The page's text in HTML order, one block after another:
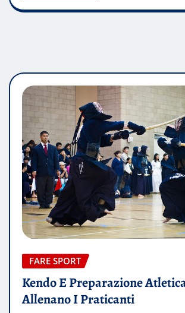
FARE SPORT
Kendo E Preparazione
Allenano I Praticanti